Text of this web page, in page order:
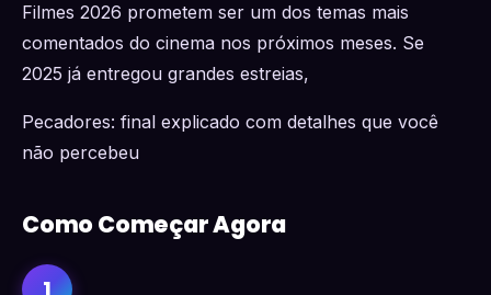
Filmes 2026 prometem ser um dos temas mais
comentados do cinema nos próximos meses. Se
2025 já entregou grandes estreias,
Pecadores: final explicado com detalhes que você
não percebeu
Como Começar Agora
1